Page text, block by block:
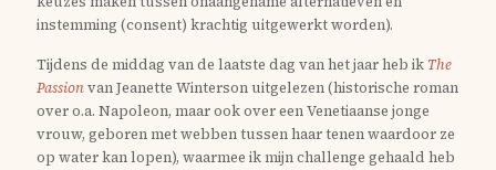
instemming (consent) krachtig uitgewerkt worden).
Tijdens de middag van de laatste dag van het jaar heb ik The
Passionvan Jeanette Winterson uitgelezen (historische roman
over o.a. Napoleon, maar ook over een Venetiaanse jonge
vrouw, geboren met webben tussen haar tenen waardoor ze
op water kan lopen), waarmee ik mijn challenge gehaald heb